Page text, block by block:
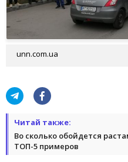
unn.com.ua
Читай также:
Во сколько обойдется
ТОП-5 примеров